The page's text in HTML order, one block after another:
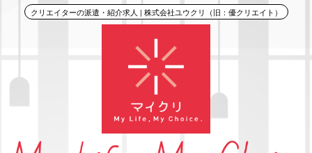
クリエイターの派遣・紹介求人 | 株式会社ユウクリ（旧：優クリエイト）